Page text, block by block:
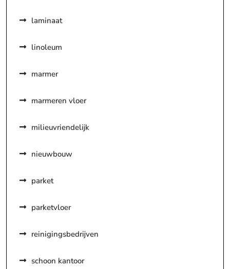
laminaat
linoleum
marmer
marmeren vloer
milieuvriendelijk
nieuwbouw
parket
parketvloer
reinigingsbedrijven
schoon kantoor